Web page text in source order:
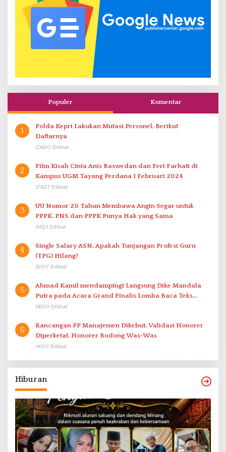
Populer Komentar
1
Polda Kepri Lakukan Mutasi Personel, Berikut
Daftarnya
23420 Dilihat
2
Film Kisah Cinta Anis Baswedan dan Feri Farhati di
Kampus UGM Tayang Perdana 1 Februari 2024
17827 Dilihat
3
UU Nomor 20 Tahun Membawa Angin Segar untuk
PPPK. PNS dan PPPK Punya Hak yang Sama
15621 Dilihat
4
Single Salary ASN, Apakah Tunjangan Profesi Guru
(TPG) Hilang?
15397 Dilihat
5
Ahmad Kamil mendampingi Langsung Dike Mandala
Putra pada Acara Grand Finalis Lomba Baca Teks
Proklamasi Mirip Bung Karno di Bali
14520 Dilihat
6
Rancangan PP Manajemen Dikebut, Validasi Honorer
Diperketat, Honorer Bodong Was-Was
14107 Dilihat
Hiburan